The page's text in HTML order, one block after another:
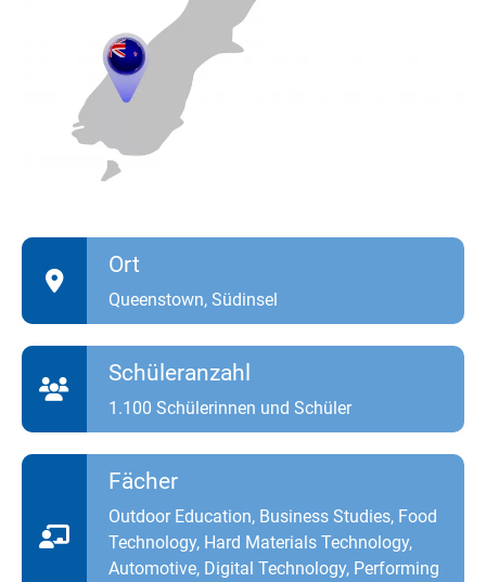
Ort
Queenstown, Südinsel
Schüleranzahl
1.100 Schülerinnen und Schüler
Fächer
Outdoor Education, Business Studies, Food
Technology, Hard Materials Technology,
Automotive, Digital Technology, Performing